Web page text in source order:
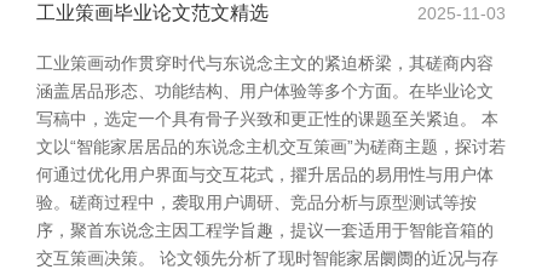
工业策画毕业论文范文精选 2025-11-03
工业策画动作贯穿时代与东说念主文的紧迫桥梁，其磋商内容
涵盖居品形态、功能结构、用户体验等多个方面。在毕业论文
写稿中，选定一个具有骨子兴致和更正性的课题至关紧迫。 本
文以“智能家居居品的东说念主机交互策画”为磋商主题，探讨若
何通过优化用户界面与交互花式，擢升居品的易用性与用户体
验。磋商过程中，袭取用户调研、竞品分析与原型测试等按
序，聚首东说念主因工程学旨趣，提议一套适用于智能音箱的
交互策画决策。 论文领先分析了现时智能家居阛阓的近况与存